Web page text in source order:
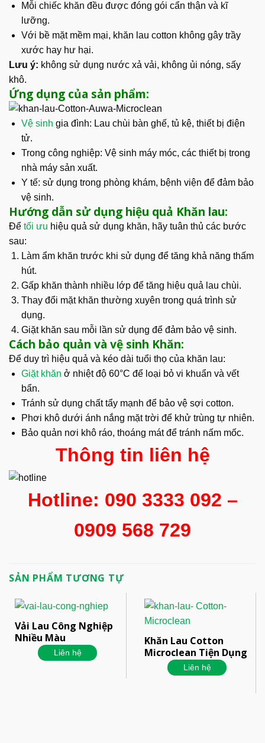
Mỗi chiếc khăn đều được đóng gói cẩn thận và kĩ
lưỡng.
Với bề mặt mềm mại, khăn lau cotton không gây trầy
xước hay hư hại.
Lưu ý: không sử dụng nước xả vải, không ủi nóng, sấy
khô.
Ứng dụng của sản phẩm:
Vệ sinh gia đình: Lau chùi bàn ghế, tủ kệ, thiết bị điện
tử.
Trong công nghiệp: Vệ sinh máy móc, các thiết bị trong
nhà máy sản xuất.
Y tế: sử dụng trong phòng khám, bệnh viện để đảm bảo
vệ sinh.
Hướng dẫn sử dụng hiệu quả Khăn lau:
Để tối ưu hiệu quả sử dụng khăn, hãy tuân thủ các bước
sau:
Làm ẩm khăn trước khi sử dụng để tăng khả năng thấm
hút.
Gấp khăn thành nhiều lớp để tăng hiệu quả lau chùi.
Thay đổi mặt khăn thường xuyên trong quá trình sử
dụng.
Giặt khăn sau mỗi lần sử dụng để đảm bảo vệ sinh.
Cách bảo quản và vệ sinh Khăn:
Để duy trì hiệu quả và kéo dài tuổi thọ của khăn lau:
Giặt khăn ở nhiệt độ 60°C để loại bỏ vi khuẩn và vết
bẩn.
Tránh sử dụng chất tẩy mạnh để bảo vệ sợi cotton.
Phơi khô dưới ánh nắng mặt trời để khử trùng tự nhiên.
Bảo quản nơi khô ráo, thoáng mát để tránh nấm mốc.
Thông tin liên hệ
Hotline: 090 3333 092 –
0909 568 729
SẢN PHẨM TƯƠNG TỰ
Vải Lau Công Nghiệp
Nhiều Màu
Liên hệ
Khăn Lau Cotton
Microclean Tiện Dụng
Liên hệ